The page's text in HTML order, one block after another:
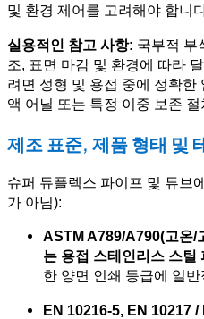
및 환경 제어를 고려해야 합니
실용적인 참고 사항: 국부적 부
조, 표면 마감 및 환경에 따라
려면 성형 및 용접 중에 정확한
액 어닐 또는 특정 이중 보존
제조 표준, 제품 형태 및
슈퍼 듀플렉스 파이프 및 튜브
가 아님):
ASTM A789/A790(고온/
는 용접 스테인리스 스틸
한 양면 인쇄 등급에 일
EN 10216-5, EN 10217 /